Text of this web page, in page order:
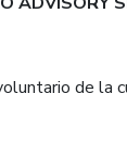
de la